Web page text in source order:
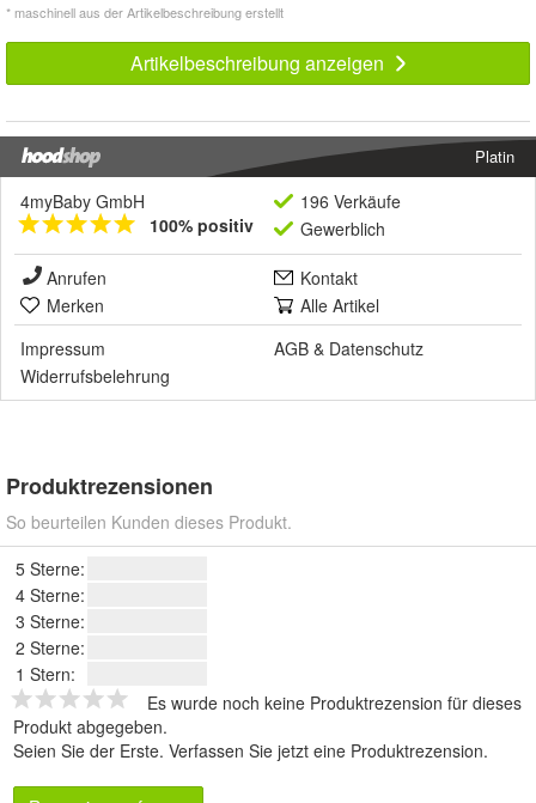
* maschinell aus der Artikelbeschreibung erstellt
Artikelbeschreibung anzeigen
Platin
4myBaby GmbH
100% positiv
196 Verkäufe
Gewerblich
Anrufen
Kontakt
Merken
Alle Artikel
Impressum
AGB & Datenschutz
Widerrufsbelehrung
Produktrezensionen
So beurteilen Kunden dieses Produkt.
5 Sterne:
4 Sterne:
3 Sterne:
2 Sterne:
1 Stern:
Es wurde noch keine Produktrezension für dieses
Produkt abgegeben.
Seien Sie der Erste. Verfassen Sie jetzt eine Produktrezension.